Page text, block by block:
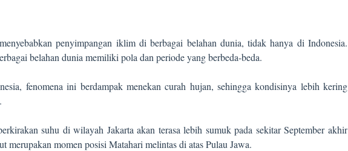
penyimpangan iklim di berbagai belahan dunia, tidak hanya di Indonesia.
belahan dunia memiliki pola dan periode yang berbeda-beda.
fenomena ini berdampak menekan curah hujan, sehingga kondisinya lebih kering
suhu di wilayah Jakarta akan terasa lebih sumuk pada sekitar September akhir
merupakan momen posisi Matahari melintas di atas Pulau Jawa.